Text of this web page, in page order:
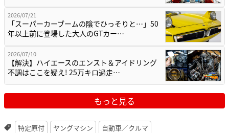
2026/07/21
「スーパーカーブームの陰でひっそりと…」50
年以上前に登場した大人のGTカー…
2026/07/10
【解決】ハイエースのエンスト＆アイドリング
不調はここを疑え! 25万キロ過走…
もっと見る
特定原付 ヤングマシン 自動車／クルマ